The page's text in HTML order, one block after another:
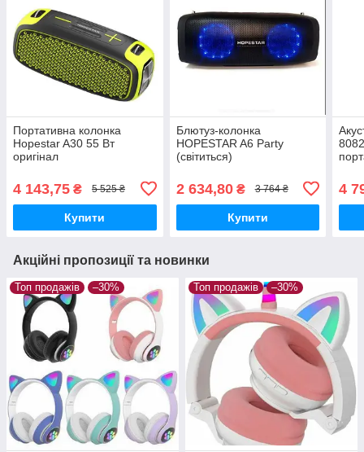
Портативна колонка
Hopestar A30 55 Вт
оригінал
4 143,75 ₴ 5 525 ₴
Купити
Блютуз-колонка
HOPESTAR A6 Party
(світиться)
2 634,80₴ 3 764 ₴
Купити
4
Акційні пропозиції та новинки
Топ продажів –30% Топ продажів –30%